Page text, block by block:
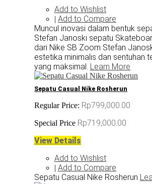
Add to Wishlist
| Add to Compare
Muncul inovasi dalam bentuk
Stefan Janoski sepatu
dari Nike SB Zoom Stefan
estetika minimalis dan sentuhan
yang maksimal. Learn More
Sepatu Casual Nike Rosherun
Regular Price: Rp799,000.00
Special Price Rp719,000.00
View Details
Add to Wishlist
| Add to Compare
Sepatu Casual Nike Rosherun